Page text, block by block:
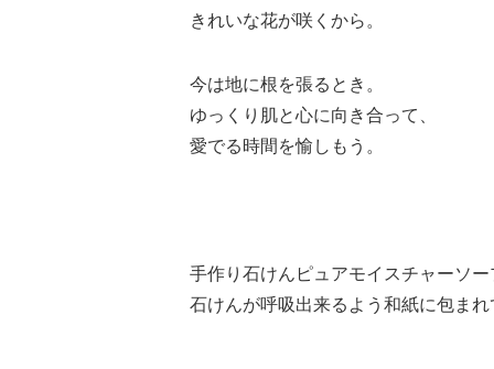
きれいな花が咲くから。
今は地に根を張るとき。
ゆっくり肌と心に向き合って、
愛でる時間を愉しもう。
手作り石けんピュアモイスチャーソー
石けんが呼吸出来るよう和紙に包ま